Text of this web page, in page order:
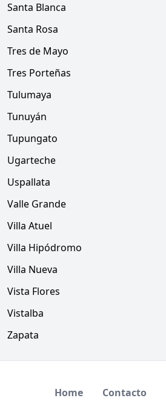
Santa Blanca
Santa Rosa
Tres de Mayo
Tres Porteñas
Tulumaya
Tunuyán
Tupungato
Ugarteche
Uspallata
Valle Grande
Villa Atuel
Villa Hipódromo
Villa Nueva
Vista Flores
Vistalba
Zapata
Home Contacto